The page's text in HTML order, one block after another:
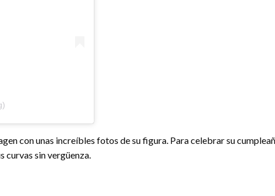
con unas increíbles fotos de su figura. Para celebrar su
curvas sin vergüenza.